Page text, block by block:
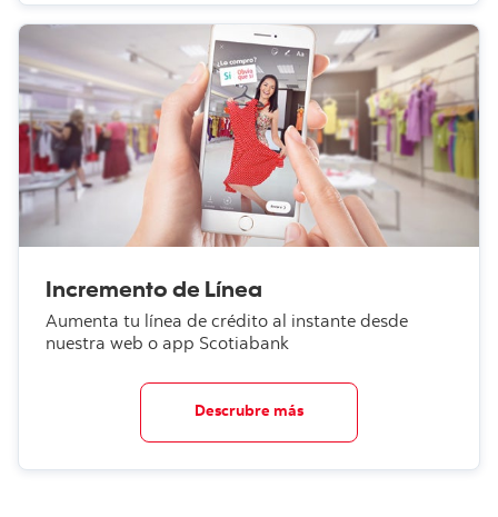
Incremento de Línea
Aumenta tu línea de crédito al instante desde
nuestra web o app Scotiabank
Descrubre más